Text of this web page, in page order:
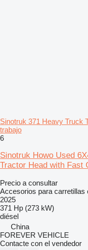
Sinotruk 371 Heavy Truck
trabajo
6
Sinotruk Howo Used
Tractor Head with Fast
Precio a consultar
Accesorios para carretillas
2025
371 Hp (273 kW)
diésel
China
FOREVER VEHICLE
Contacte con el vendedor